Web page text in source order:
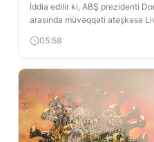
İddia edilir ki, ABŞ prezidenti
arasında müvəqqəti atəşkəsə
05:58